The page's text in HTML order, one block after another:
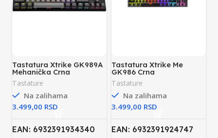
Tastatura Xtrike GK989A
Mehanička Crna
Tastature
Na zalihama
RSD
EAN: 6932391934340
Tastatura Xtrike Me
GK986 Crna
Tastature
Na zalihama
RSD
EAN: 6932391924747